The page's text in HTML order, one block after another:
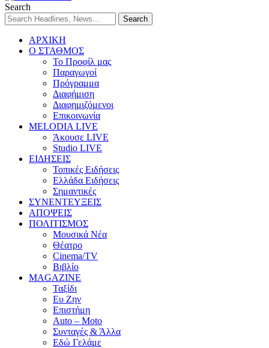
Search
ΑΡΧΙΚΗ
Ο ΣΤΑΘΜΟΣ
Το Προφίλ μας
Παραγωγοί
Πρόγραμμα
Διαφήμιση
Διαφημιζόμενοι
Επικοινωνία
MELODIA LIVE
Άκουσε LIVE
Studio LIVE
ΕΙΔΗΣΕΙΣ
Τοπικές Ειδήσεις
Ελλάδα Ειδήσεις
Σημαντικές
ΣΥΝΕΝΤΕΥΞΕΙΣ
ΑΠΟΨΕΙΣ
ΠΟΛΙΤΙΣΜΟΣ
Μουσικά Νέα
Θέατρο
Cinema/TV
Βιβλίο
MAGAZINE
Ταξίδι
Ευ Ζην
Επιστήμη
Auto – Moto
Συνταγές & Άλλα
Εδώ Γελάμε